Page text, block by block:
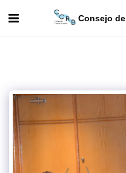
Consejo